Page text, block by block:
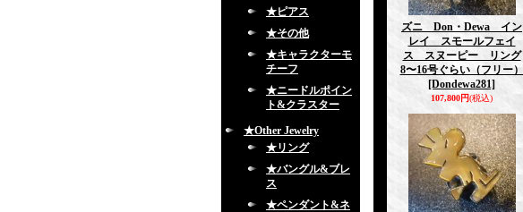
★ピアス
★その他
★キャラクターモ
チーフ
★ニードルポイン
ト&クラスター
★Other Jewelry
★リング
★バングル&ブレ
ス
★ペンダント&ネ
ズニ Don・Dewa イン
レイ スモールフェイ
ス スヌーピー リング
8〜16号ぐらい（フリー）
[Dondewa281]
107,800円(税込)